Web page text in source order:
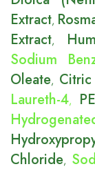
Extract,
Extract,
Sodium
Oleate,
Laureth-4,
Chloride,